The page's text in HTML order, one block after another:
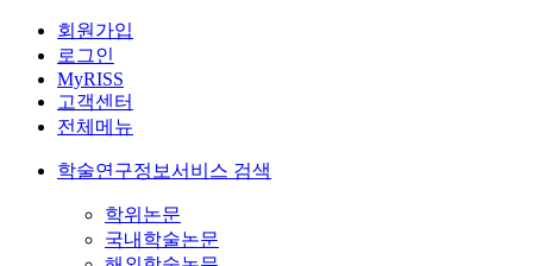
회원가입
로그인
MyRISS
고객센터
전체메뉴
학술연구정보서비스 검색
학위논문
국내학술논문